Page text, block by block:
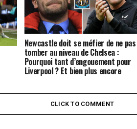
Newcastle doit se méfier de ne pas
tomber au niveau de Chelsea :
Pourquoi tant d’engouement pour
Liverpool ? Et bien plus encore
CLICK TO COMMENT